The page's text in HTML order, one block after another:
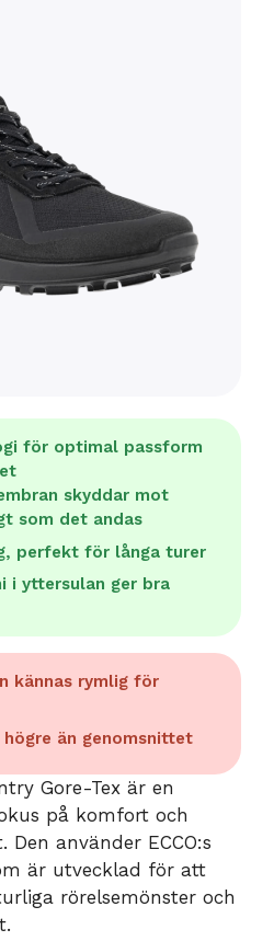
för optimal passform
skyddar mot
som det andas
perfekt för långa turer
i yttersulan ger bra
kännas rymlig för
än genomsnittet
Gore-Tex är en
på komfort och
använder ECCO:s
är utvecklad för att
rörelsemönster och